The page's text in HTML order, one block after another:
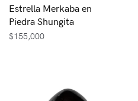
Estrella Merkaba en
Piedra Shungita
$155,000